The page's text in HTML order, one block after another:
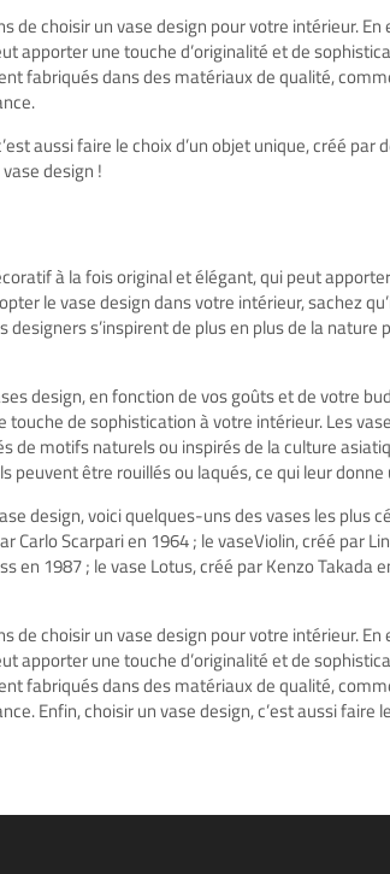
de choisir un vase design pour votre intérieur.
apporter une touche d’originalité et de
fabriqués dans des matériaux de qualité,
aussi faire le choix d’un objet unique, créé
design !
à la fois original et élégant, qui peut
le vase design dans votre intérieur, sachez
designers s’inspirent de plus en plus de la
design, en fonction de vos goûts et de votre
touche de sophistication à votre intérieur. Les
de motifs naturels ou inspirés de la culture
peuvent être rouillés ou laqués, ce qui leur
design, voici quelques-uns des vases les plus
Carlo Scarpari en 1964 ; le vaseViolin, créé par
en 1987 ; le vase Lotus, créé par Kenzo Takada
de choisir un vase design pour votre intérieur.
apporter une touche d’originalité et de
fabriqués dans des matériaux de qualité,
Enfin, choisir un vase design, c’est aussi faire